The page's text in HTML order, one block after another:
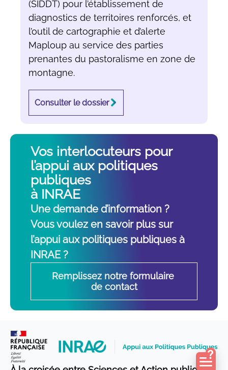
(SIDDT) pour l’établissement de
diagnostics de territoires renforcés, et
l’outil de cartographie et d’alerte
Maploup au service des parties
prenantes du pastoralisme en zone de
montagne.
Consulter le dossier
Vos interlocuteurs pour
l’appui aux politiques
publiques
à INRAE
Une demande d’information ?
Vous voulez en savoir plus sur
l’appui aux politiques publiques à
INRAE ?
Remplissez notre formulaire
de contact